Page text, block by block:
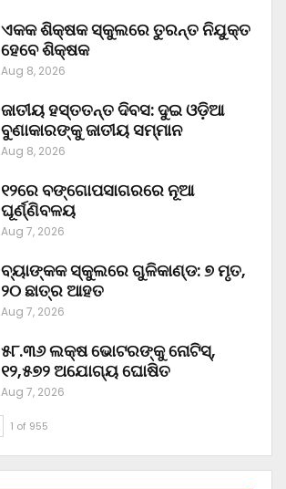
ଏକକ ଶିକ୍ଷକ ସ୍କୁଲରେ ତୁରନ୍ତ ନିଯୁକ୍ତ
ହେବେ ଶିକ୍ଷକ
Aug 8, 2026
ଜାତୀୟ ହସ୍ତତନ୍ତ ଦିବସ: ଦୁଇ ଓଡ଼ିଆ
ବୁଣାକାରଙ୍କୁ ଜାତୀୟ ସମ୍ମାନ
Aug 8, 2026
୧୨ରେ ବଙ୍ଗୋପସାଗରରେ ନୂଆ
ଘୂର୍ଣ୍ଣିବଳୟ
Aug 7, 2026
ବ୍ୟାଙ୍କକ ସ୍କୁଲରେ ଗୁଳିକାଣ୍ଡ: ୭ ମୃତ,
୨୦ ଛାତ୍ର ଆହତ
Aug 7, 2026
୫୮.୩୬ ଲକ୍ଷ ଭୋଟରଙ୍କୁ ନୋଟିସ୍‌,
୧୨,୫୭୨ ଅଯୋଗ୍ୟ ଘୋଷିତ
Aug 7, 2026
1 of 955